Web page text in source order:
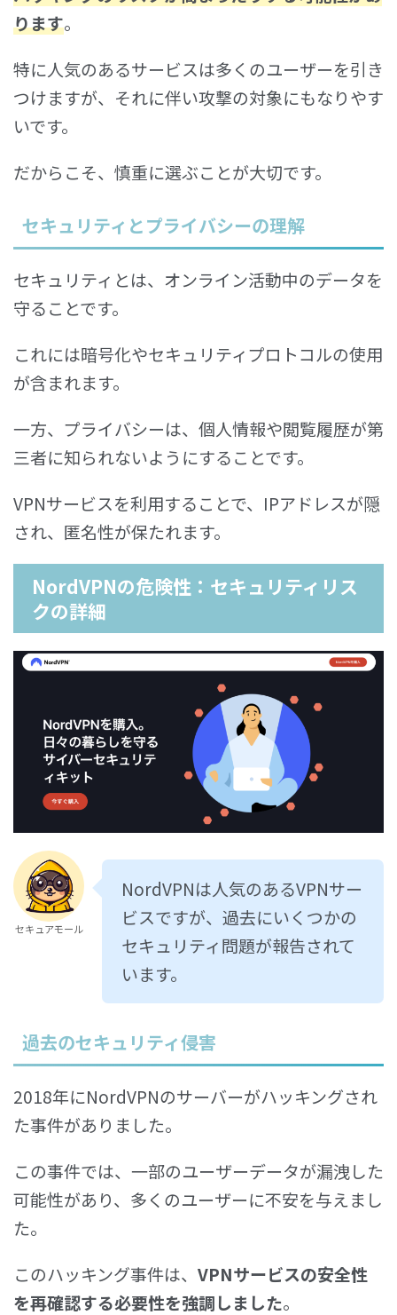
ります。
特に人気のあるサービスは多くのユーザーを引き
つけますが、それに伴い攻撃の対象にもなりやす
いです。
だからこそ、慎重に選ぶことが大切です。
セキュリティとプライバシーの理解
セキュリティとは、オンライン活動中のデータを
守ることです。
これには暗号化やセキュリティプロトコルの使用
が含まれます。
一方、プライバシーは、個人情報や閲覧履歴が第
三者に知られないようにすることです。
VPNサービスを利用することで、IPアドレスが隠
され、匿名性が保たれます。
NordVPNの危険性：セキュリティリス
クの詳細
セキュアモール
NordVPNは人気のあるVPNサー
ビスですが、過去にいくつかの
セキュリティ問題が報告されて
います。
過去のセキュリティ侵害
2018年にNordVPNのサーバーがハッキングされ
た事件がありました。
この事件では、一部のユーザーデータが漏洩した
可能性があり、多くのユーザーに不安を与えまし
た。
このハッキング事件は、 VPNサービスの安全性
を再確認する必要性を強調しました。